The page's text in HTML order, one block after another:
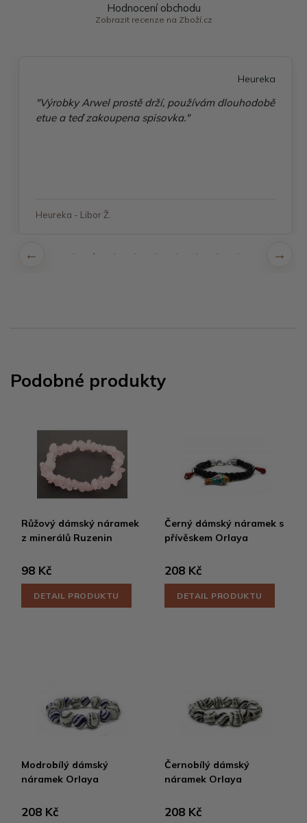
Hodnocení obchodu
Zobrazit recenze na Zboží.cz
Heureka
"Výrobky Arwel prostě drží, používám dlouhodobě
etue a teď zakoupena spisovka."
Heureka - Libor Ž.
Podobné produkty
Růžový dámský náramek
z minerálů Ruzenin
98 Kč
DETAIL PRODUKTU
Černý dámský náramek s
přívěskem Orlaya
208 Kč
DETAIL PRODUKTU
Modrobílý dámský
náramek Orlaya
208 Kč
Černobílý dámský
náramek Orlaya
208 Kč